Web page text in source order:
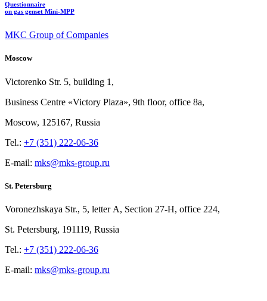
Questionnaire
on gas genset Mini-MPP
MKC Group of Companies
Moscow
Victorenko Str. 5, building 1,
Business Centre «Victory Plaza», 9th floor, office 8a,
Moscow, 125167, Russia
Tel.: +7 (351) 222-06-36
E-mail: mks@mks-group.ru
St. Petersburg
Voronezhskaya Str., 5, letter A, Section 27-Н, office 224,
St. Petersburg, 191119, Russia
Tel.: +7 (351) 222-06-36
E-mail: mks@mks-group.ru